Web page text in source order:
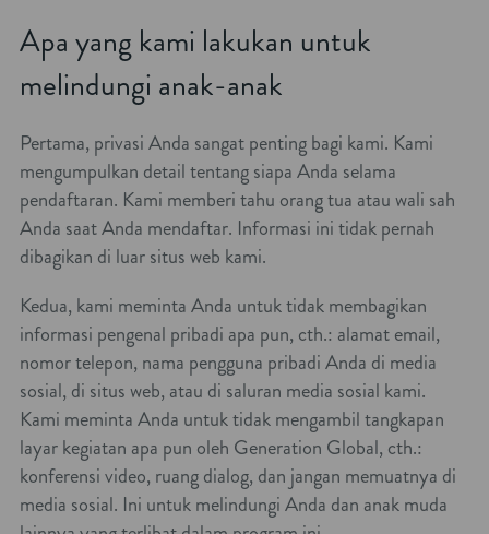
Apa yang kami lakukan untuk
melindungi anak-anak
Pertama, privasi Anda sangat penting bagi kami. Kami
mengumpulkan detail tentang siapa Anda selama
pendaftaran. Kami memberi tahu orang tua atau wali sah
Anda saat Anda mendaftar. Informasi ini tidak pernah
dibagikan di luar situs web kami.
Kedua, kami meminta Anda untuk tidak membagikan
informasi pengenal pribadi apa pun, cth.: alamat email,
nomor telepon, nama pengguna pribadi Anda di media
sosial, di situs web, atau di saluran media sosial kami.
Kami meminta Anda untuk tidak mengambil tangkapan
layar kegiatan apa pun oleh Generation Global, cth.:
konferensi video, ruang dialog, dan jangan memuatnya di
media sosial. Ini untuk melindungi Anda dan anak muda